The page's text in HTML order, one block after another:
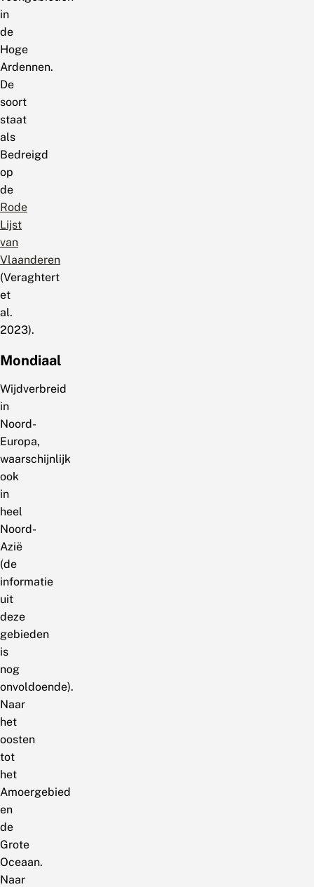
in
de
Hoge
Ardennen.
De
soort
staat
als
Bedreigd
op
de
Rode
Lijst
van
Vlaanderen
(Veraghtert
et
al.
2023).
Mondiaal
Wijdverbreid
in
Noord-
Europa,
waarschijnlijk
ook
in
heel
Noord-
Azië
(de
informatie
uit
deze
gebieden
is
nog
onvoldoende).
Naar
het
oosten
tot
het
Amoergebied
en
de
Grote
Oceaan.
Naar